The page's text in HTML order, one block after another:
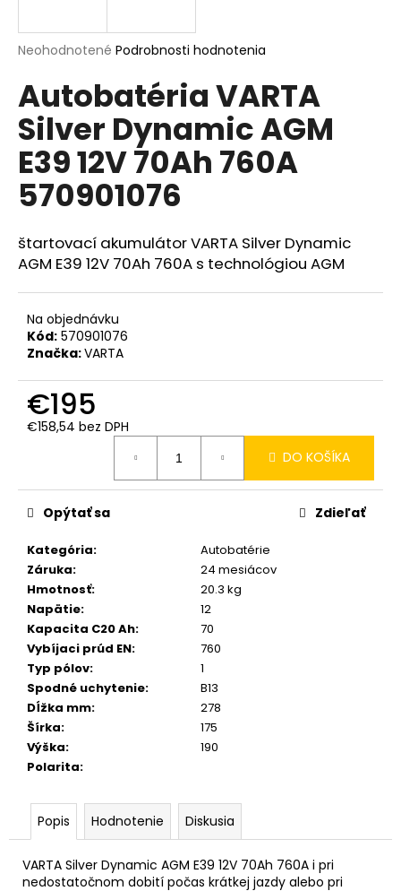
Priemerné
produktu
je
0,0
z
5
hviezdičiek.
Neohodnotené Podrobnosti hodnotenia
Autobatéria VARTA
Silver Dynamic AGM
E39 12V 70Ah 760A
570901076
štartovací akumulátor VARTA Silver Dynamic
AGM E39 12V 70Ah 760A s technológiou AGM
Na objednávku
Kód: 570901076
Značka:VARTA
€195
€158,54 bez DPH
DO KOŠÍKA
Kategória:
Autobatérie
Záruka:
24 mesiácov
Hmotnosť:
20.3 kg
Napätie:
12
Kapacita C20 Ah:
70
Vybíjaci prúd EN:
760
Typ pólov:
1
Spodné uchytenie:
B13
Dĺžka mm:
278
Šírka:
175
Výška:
190
Polarita:
Opýtať sa Zdieľať
Popis Hodnotenie Diskusia
VARTA Silver Dynamic AGM E39 12V 70Ah 760A i pri
nedostatočnom dobití počas krátkej jazdy alebo pri
j
ť
?
HĽADAŤ
O
p
o
ú
č
a